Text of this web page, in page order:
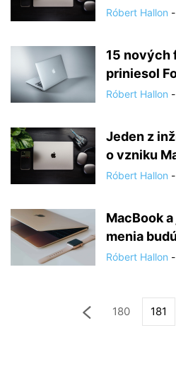
Róbert Hallon -
15 nových
priniesol
Róbert Hallon -
Jeden z
o vzniku
Róbert Hallon -
MacBook
menia
Róbert Hallon -
180 181